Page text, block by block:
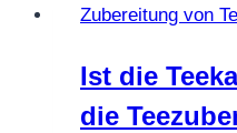
Ritual
Zubereitung von
Ist die
die